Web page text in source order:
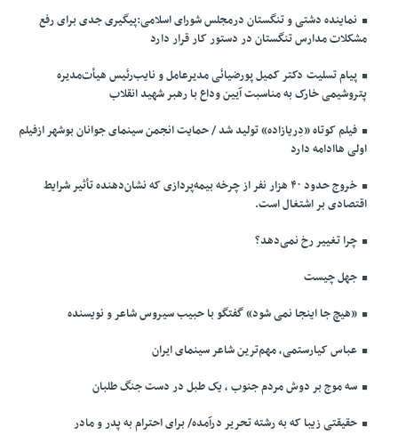
نماینده دشتی و تنگستان درمجلس شورای اسلامی:پیگیری جدی برای رفع
مشکلات مدارس تنگستان در دستور کار قرار دارد
پیام تسلیت دکتر کمیل پورضیائی مدیرعامل و نایب‌رئیس هیأت‌مدیره
پتروشیمی خارک به مناسبت آیین وداع با رهبر شهید انقلاب
فیلم کوتاه «دِریازاده» تولید شد / حمایت انجمن سینمای جوانان بوشهر ازفیلم
اولی هاادامه دارد
خروج حدود ۴۰ هزار نفر از چرخه بیمه‌پردازی که نشان‌دهنده تأثیر شرایط
اقتصادی بر اشتغال است.
چرا تغییر رخ نمی‌دهد؟
جهل چیست
«هیچ جا اینجا نمی شود» گفتگو با حبیب سیروس شاعر و نویسنده
عباس کیارستمی، مهم‌ترین شاعر سینمای ایران
سه موج بر دوش مردم جنوب ، یک طبل در دست جنگ طلبان
حقیقتی زیبا که به رشته تحریر درآمده/ برای احترام به پدر و مادر